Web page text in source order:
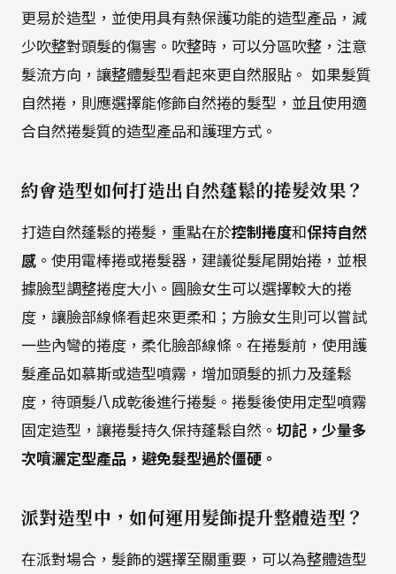
更易於造型，並使用具有熱保護功能的造型產品，減
少吹整對頭髮的傷害。吹整時，可以分區吹整，注意
髮流方向，讓整體髮型看起來更自然服貼。 如果髮質
自然捲，則應選擇能修飾自然捲的髮型，並且使用適
合自然捲髮質的造型產品和護理方式。
約會造型如何打造出自然蓬鬆的捲髮效果？
打造自然蓬鬆的捲髮，重點在於控制捲度和 保持自然
感 。使用電棒捲或捲髮器，建議從髮尾開始捲，並根
據臉型調整捲度大小。圓臉女生可以選擇較大的捲
度，讓臉部線條看起來更柔和；方臉女生則可以嘗試
一些內彎的捲度，柔化臉部線條。在捲髮前，使用護
髮產品如慕斯或造型噴霧，增加頭髮的抓力及蓬鬆
度，待頭髮八成乾後進行捲髮。捲髮後使用定型噴霧
固定造型，讓捲髮持久保持蓬鬆自然。 切記，少量多
次噴灑定型產品，避免髮型過於僵硬。
派對造型中，如何運用髮飾提升整體造型？
在派對場合，髮飾的選擇至關重要，可以為整體造型